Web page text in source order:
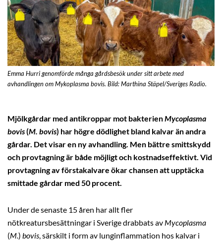
Emma Hurri genomförde många gårdsbesök under sitt arbete med
avhandlingen om Mykoplasma bovis. Bild: Marthina Stäpel/Sveriges Radio.
Mjölkgårdar med antikroppar mot bakterienMycoplasma
bovis(M. bovis) har högre dödlighet bland kalvar än andra
gårdar. Det visar en ny avhandling. Men bättre smittskydd
och provtagning är både möjligt och kostnadseffektivt. Vid
provtagning av förstakalvare ökar chansen att upptäcka
smittade gårdar med 50 procent.
Under de senaste 15 åren har allt fler
nötkreatursbesättningar i Sverige drabbats av Mycoplasma
(M.) bovis, särskilt i form av lunginflammation hos kalvar i